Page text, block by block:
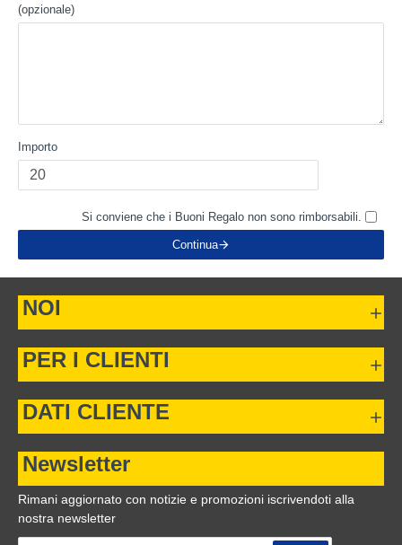
(opzionale)
Importo
Si conviene che i Buoni Regalo non sono rimborsabili.
Continua
NOI
PER I CLIENTI
DATI CLIENTE
Newsletter
Rimani aggiornato con notizie e promozioni iscrivendoti alla
nostra newsletter